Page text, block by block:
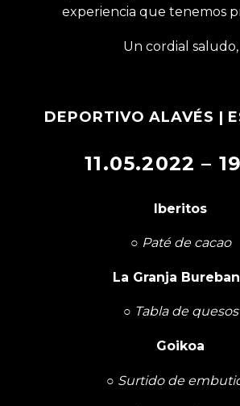
experiencia que tenemos
Un cordial saludo,
DEPORTIVO ALAVÉS |
11.05.2022 –
Iberitos
○ Paté de cacao
La Granja
○ Tabla de quesos
Goikoa
○ Surtido de